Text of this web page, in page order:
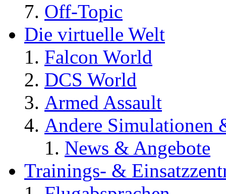
Off-Topic
Die virtuelle Welt
Falcon World
DCS World
Armed Assault
Andere Simulationen
News & Angebote
Trainings- &